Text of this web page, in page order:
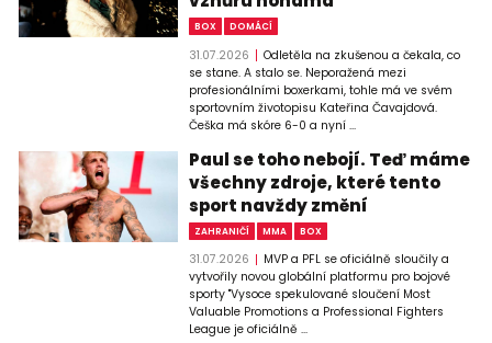
BOX DOMÁCÍ
31.07.2026
Odletěla na zkušenou a čekala, co
se stane. A stalo se. Neporažená mezi
profesionálními boxerkami, tohle má ve svém
sportovním životopisu Kateřina Čavajdová.
Češka má skóre 6-0 a nyní ...
Paul se toho nebojí. Teď máme
všechny zdroje, které tento
sport navždy změní
ZAHRANIČÍ MMA BOX
31.07.2026
MVP a PFL se oficiálně sloučily a
vytvořily novou globální platformu pro bojové
sporty "Vysoce spekulované sloučení Most
Valuable Promotions a Professional Fighters
League je oficiálně ...